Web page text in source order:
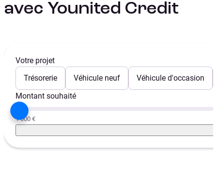
avec Younited Credit
Votre projet
Trésorerie
Véhicule neuf
Véhicule d'occasion
Montant souhaité
1 000 €